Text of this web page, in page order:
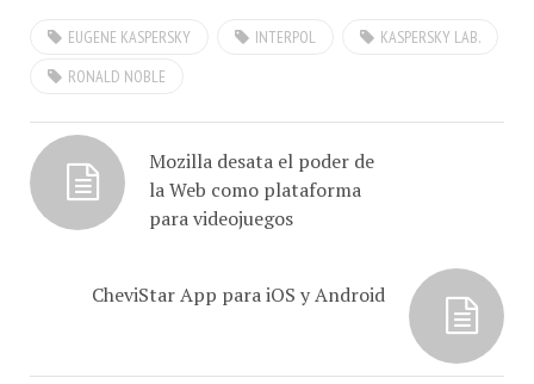
EUGENE KASPERSKY INTERPOL
KASPERSKY LAB.
RONALD NOBLE
Mozilla desata el poder de
la Web como plataforma
para videojuegos
CheviStar App para iOS y Android